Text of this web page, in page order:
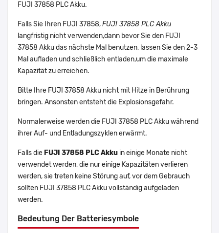
FUJI 37858 PLC Akku.
Falls Sie Ihren FUJI 37858,FUJI 37858 PLC Akku
langfristig nicht verwenden,dann bevor Sie den FUJI
37858 Akku das nächste Mal benutzen, lassen Sie den 2-3
Mal aufladen und schließlich entladen,um die maximale
Kapazität zu erreichen.
Bitte Ihre FUJI 37858 Akku nicht mit Hitze in Berührung
bringen. Ansonsten entsteht die Explosionsgefahr.
Normalerweise werden die FUJI 37858 PLC Akku während
ihrer Auf- und Entladungszyklen erwärmt.
Falls die FUJI 37858 PLC Akku in einige Monate nicht
verwendet werden, die nur einige Kapazitäten verlieren
werden, sie treten keine Störung auf, vor dem Gebrauch
sollten FUJI 37858 PLC Akku vollständig aufgeladen
werden.
Bedeutung Der Batteriesymbole